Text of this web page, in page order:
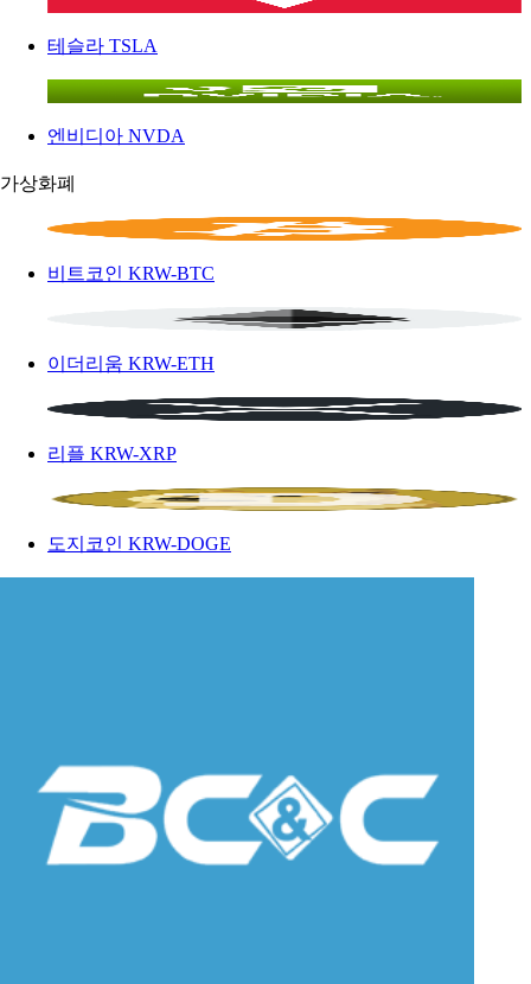
테슬라 TSLA
엔비디아 NVDA
가상화폐
비트코인 KRW-BTC
이더리움 KRW-ETH
리플 KRW-XRP
도지코인 KRW-DOGE